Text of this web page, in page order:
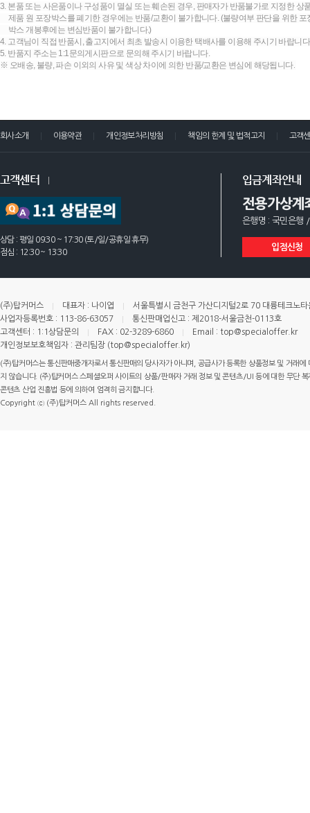
3. 본품 또는 사은품이나 구성품이 멸실 또는 훼손된 경우, 판매자가 반품불가로 지정한 상
제품 원 포장박스를 폐기한 경우에는 반품/교환이 불가합니다. (불량여부 판단을 위한
박스 개봉후에는 변심반품이 불가합니다.)
4. 고객님이 직접 반품시, 출고지에서 최초 발송시 이용한 택배사를 이용해 주시기 바랍니
5. 반품지 주소는 1:1문의게시판으로 문의해 주시기 바랍니다.
※ 오배송, 불량, 파손 이외의 사유 및 색상 차이에 의한 반품/교환은 변심에 해당됩니다.
회사소개 이용약관 개인정보처리방침 책임의 한계 및 법적고지 고객
고객센터
상담 : 평일 09:30 ~ 17:30 (토/일/공휴일 휴무)
점심 : 12:30 ~ 13:30
입금계좌안내
전용가상계
은행명 : 국민은행
입점신청
(주)탑커머스 대표자 : 나이엽
서울특별시 금천구 가산디지털2로 70 대륭테크노
사업자등록번호 : 113-86-63057
통신판매업신고 : 제2018-서울금천-0113호
고객센터 : 1:1상담문의
FAX : 02-3289-6860
Email : top@specialoffer.kr
개인정보보호책임자 : 관리팀장 (top@specialoffer.kr)
(주)탑커머스는 통신판매중개자로서 통신판매의 당사자가 아니며, 공급사가 등록한 상품정보 및 거래
지 않습니다. (주)탑커머스 스페셜오퍼 사이트의 상품/판매자 거래 정보 및 콘텐츠/UI 등에 대한 무단
콘텐츠 산업 진흥법 등에 의하여 엄격히 금지합니다.
Copyright ⓒ (주)탑커머스 All rights reserved.